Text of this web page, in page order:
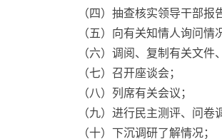
（四）抽查核实领导干部报告
（五）向有关知情人询问情况
（六）调阅、复制有关文件、
（七）召开座谈会；
（八）列席有关会议；
（九）进行民主测评、问卷调
（十）下沉调研了解情况；